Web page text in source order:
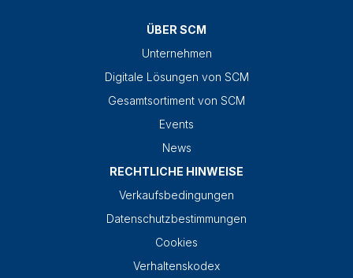
ÜBER SCM
Unternehmen
Digitale Lösungen von SCM
Gesamtsortiment von SCM
Events
News
RECHTLICHE HINWEISE
Verkaufsbedingungen
Datenschutzbestimmungen
Cookies
Verhaltenskodex